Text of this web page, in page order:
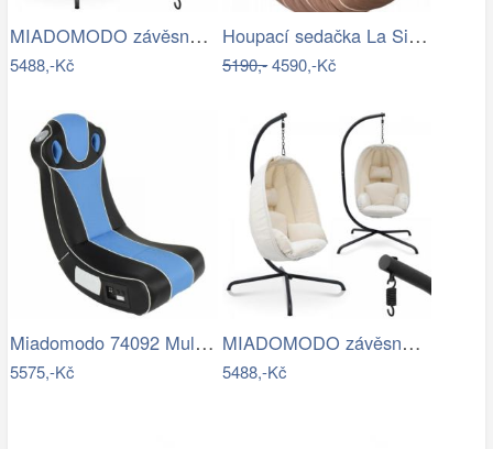
MIADOMODO závěsné houpací křeslo…
5488,-Kč
Houpací sedačka La Siesta HABANA - IN
5190,-4590,-Kč
Miadomodo 74092 Multimediální křeslo,…
5575,-Kč
MIADOMODO závěsné houpací křeslo béžové…
5488,-Kč